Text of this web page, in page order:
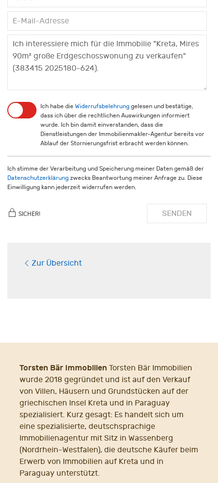
Ich habe die Widerrufsbelehrung gelesen und bestätige,
dass ich über die rechtlichen Auswirkungen informiert
wurde. Ich bin damit einverstanden, dass die
Dienstleistungen der Immobilienmakler-Agentur bereits vor
Ablauf der Stornierungsfrist erbracht werden können.
Ich stimme der Verarbeitung und Speicherung meiner Daten gemäß der
Datenschutzerklärung zwecks Beantwortung meiner Anfrage zu. Diese
Einwilligung kann jederzeit widerrufen werden.
SICHER! SENDEN
Zur Übersicht
Torsten Bär Immobilien Torsten Bär Immobilien
wurde 2018 gegründet und ist auf den Verkauf
von Villen, Häusern und Grundstücken auf der
griechischen Insel Kreta und in Paraguay
spezialisiert. Kurz gesagt: Es handelt sich um
eine spezialisierte, deutschsprachige
Immobilienagentur mit Sitz in Wassenberg
(Nordrhein-Westfalen), die deutsche Käufer beim
Erwerb von Immobilien auf Kreta und in
Paraguay unterstützt.